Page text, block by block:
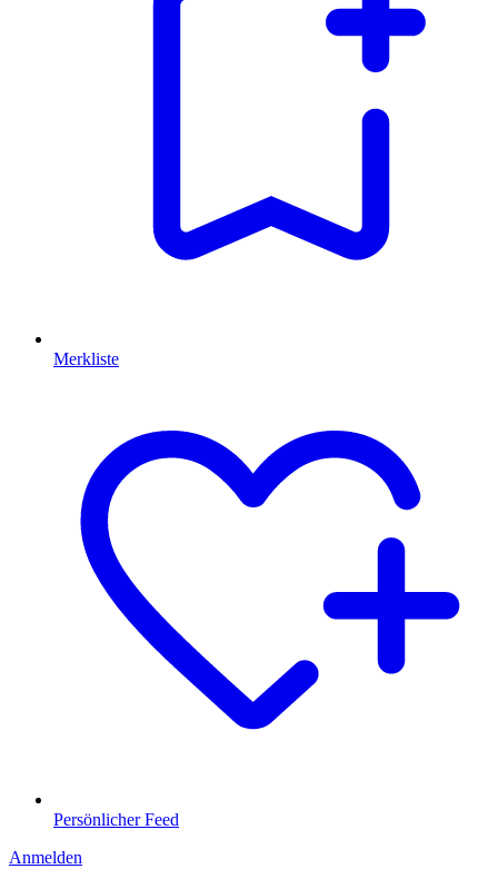
Merkliste
Persönlicher Feed
Anmelden